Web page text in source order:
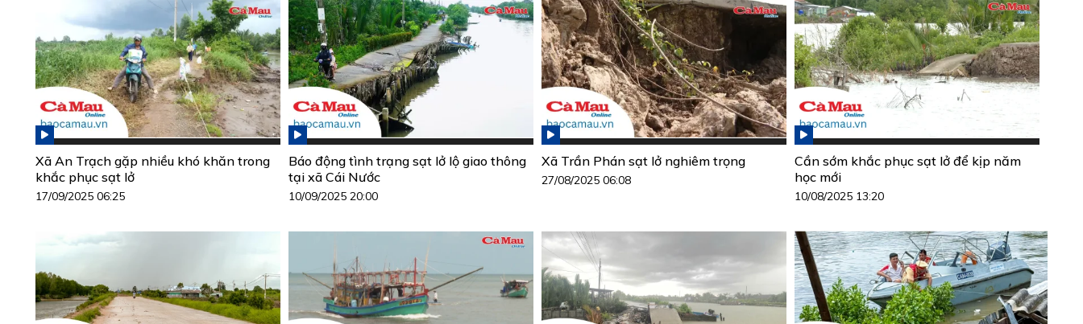
Xã An Trạch gặp nhiều khó khăn trong
khắc phục sạt lở
17/09/2025 06:25
Báo động tình trạng sạt lở lộ giao thông
tại xã Cái Nước
10/09/2025 20:00
Xã Trần Phán sạt lở nghiêm trọng
27/08/2025 06:08
Cần sớm khắc phục sạt lở để kịp năm
học mới
10/08/2025 13:20